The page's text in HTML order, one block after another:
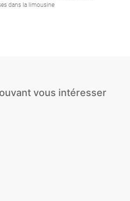
dans la limousine
vous intéresser